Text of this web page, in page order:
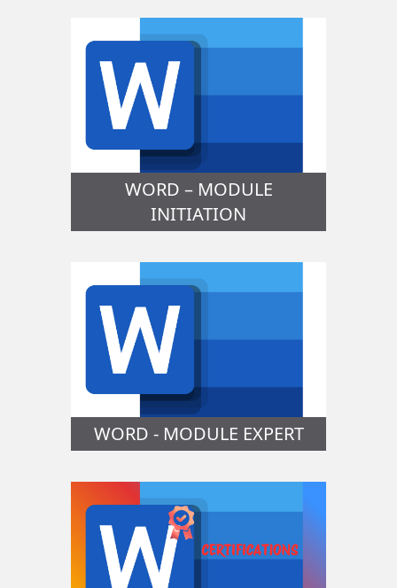
WORD – MODULE
INITIATION
WORD - MODULE EXPERT